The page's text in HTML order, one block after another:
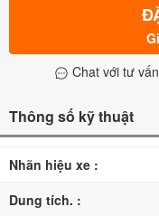
Chat với tư vấn
Thông số kỹ thuật
Nhãn hiệu xe :
Dung tích. :